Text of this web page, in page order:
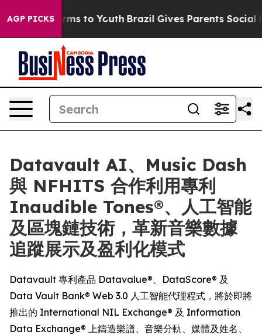
AGP PICKS
Harms to Youth Brazil Gives Parents Social
Datavault AI、Music Dash
與 NFHITS 合作利用專利
Inaudible Tones®、人工智能
及區塊鏈技術，革新音樂數據
追蹤展示及盈利化模式
Datavault 專利產品 Datavalue®、DataScore® 及
Data Vault Bank® Web 3.0 人工智能代理程式，將於即將
推出的 International NIL Exchange® 及 Information
Data Exchange® 上鑄造樂譜、音樂分軌、媒體及姓名、